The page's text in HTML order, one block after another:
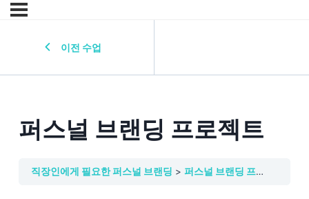
이전 수업
퍼스널 브랜딩 프로젝트
직장인에게 필요한 퍼스널 브랜딩 퍼스널 브랜딩 프로젝트